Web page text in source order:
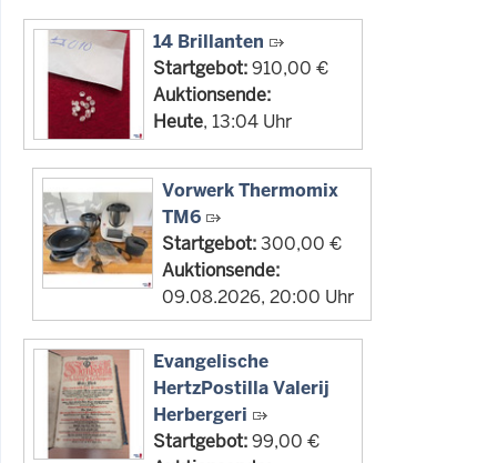
14 Brillanten
Startgebot:910,00 €
Auktionsende:
Heute, 13:04 Uhr
Vorwerk Thermomix
TM6
Startgebot:300,00 €
Auktionsende:
09.08.2026, 20:00 Uhr
Evangelische
HertzPostilla Valerij
Herbergeri
Startgebot:99,00 €